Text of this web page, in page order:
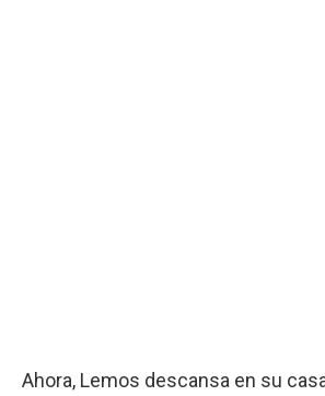
Ahora, Lemos descansa en su